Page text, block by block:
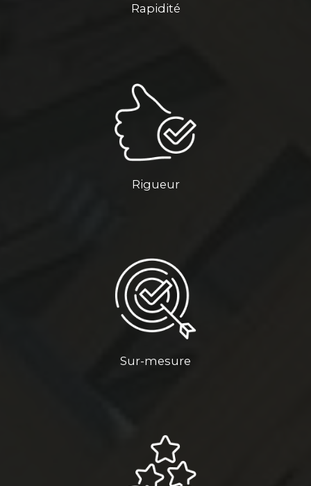
Rapidité
Rigueur
Sur-mesure